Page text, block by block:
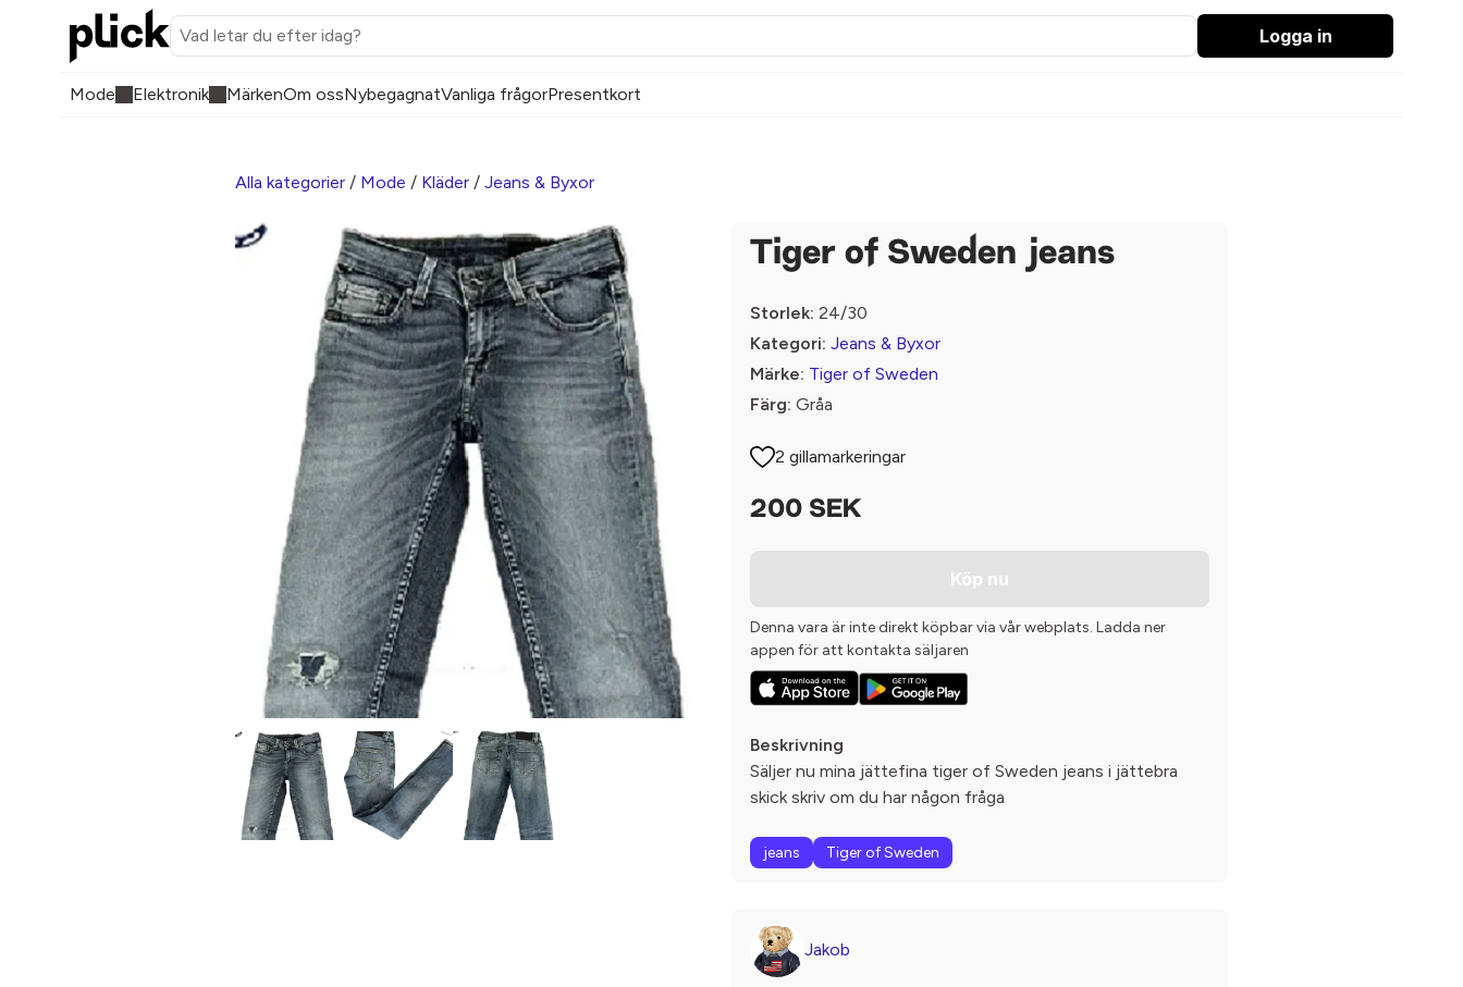
Logga in
Mode Elektronik MärkenOm ossNybegagnatVanliga frågorPresentkort
Alla kategorier / Mode / Kläder / Jeans & Byxor
Tiger of Sweden jeans
Storlek: 24/30
Kategori: Jeans & Byxor
Märke: Tiger of Sweden
Färg: Gråa
2 gillamarkeringar
200 SEK
Köp nu
Denna vara är inte direkt köpbar via vår webplats. Ladda ner
appen för att kontakta säljaren
Beskrivning
Säljer nu mina jättefina tiger of Sweden jeans i jättebra
skick skriv om du har någon fråga
jeans Tiger of Sweden
Jakob